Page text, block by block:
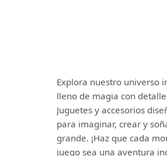
Explora nuestro universo
lleno de magia con
Juguetes y accesorios
para imaginar, crear y
grande. ¡Haz que cada
juego sea una aventura